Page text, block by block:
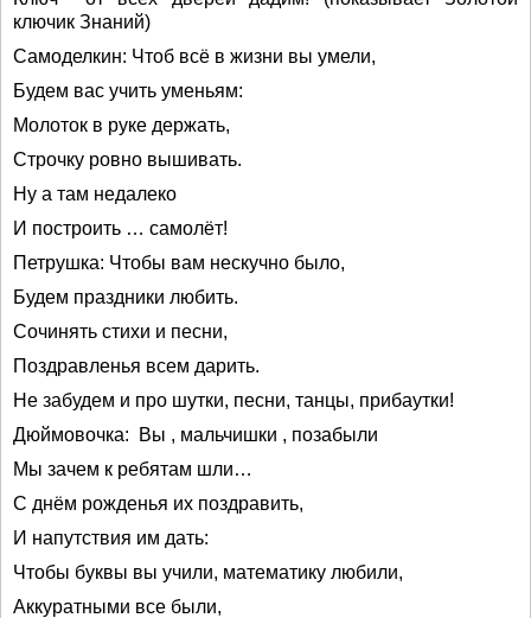
ключик Знаний)
Самоделкин: Чтоб всё в жизни вы умели,
Будем вас учить уменьям:
Молоток в руке держать,
Строчку ровно вышивать.
Ну а там недалеко
И построить … самолёт!
Петрушка: Чтобы вам нескучно было,
Будем праздники любить.
Сочинять стихи и песни,
Поздравленья всем дарить.
Не забудем и про шутки, песни, танцы, прибаутки!
Дюймовочка: Вы , мальчишки , позабыли
Мы зачем к ребятам шли…
С днём рожденья их поздравить,
И напутствия им дать:
Чтобы буквы вы учили, математику любили,
Аккуратными все были,